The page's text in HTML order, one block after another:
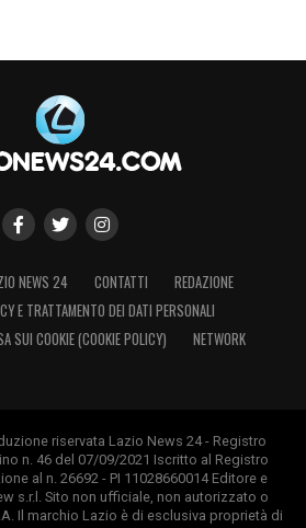
NEWS 24 CONTATTI
REDAZIONE
E TRATTAMENTO DEI DATI PERSONALI
SUI COOKIE (COOKIE POLICY)
NETWORK
riservata Lazio News 24 - Registro
n. 46 del 07/09/2021 Iscritto al Registro
al n. 26692 - PI 11028660014 Editore e
s.r.l. Sito non ufficiale, non autorizzato o
Il marchio Lazio è di esclusiva proprietà di